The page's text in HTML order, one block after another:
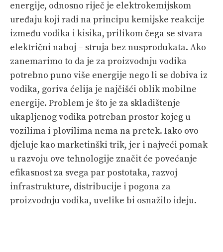
energije, odnosno riječ je elektrokemijskom
uređaju koji radi na principu kemijske reakcije
između vodika i kisika, prilikom čega se stvara
električni naboj – struja bez nusprodukata. Ako
zanemarimo to da je za proizvodnju vodika
potrebno puno više energije nego li se dobiva iz
vodika, goriva ćelija je najčišći oblik mobilne
energije. Problem je što je za skladištenje
ukapljenog vodika potreban prostor kojeg u
vozilima i plovilima nema na pretek. Iako ovo
djeluje kao marketinški trik, jer i najveći pomak
u razvoju ove tehnologije značit će povećanje
efikasnost za svega par postotaka, razvoj
infrastrukture, distribucije i pogona za
proizvodnju vodika, uvelike bi osnažilo ideju.